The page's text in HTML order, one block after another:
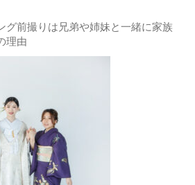
グ前撮りは兄弟や姉妹と一緒に家族
理由